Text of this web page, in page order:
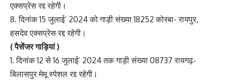
एक्सप्रेस रद्द रहेगी।
8. दिनांक 15 जुलाई’ 2024 को गाड़ी संख्या 18252 कोरबा- रायपुर,
हसदेव एक्सप्रेस रद्द रहेगी।
( पैसेंजर गाड़ियां )
1. दिनांक 12 से 16 जुलाई’ 2024 तक गाड़ी संख्या 08737 रायगढ़-
बिलासपुर मेमू स्पेशल रद्द रहेगी।